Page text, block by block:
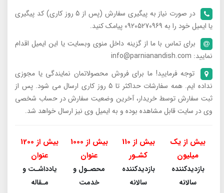
در صورت نیاز به پیگیری سفارش (پس از 5 روز کاری) کد پیگیری
یا ایمیل خود را به 09205270969 پیامک کنید.
برای تماس با ما از گزینه داخل منوی وبسایت یا این ایمیل اقدام
نمایید: info@parnianandish.com
توجه فرمایید! ما برای فروش محصولاتمان نمایندگی یا مجوزی
نداده ایم. همه سفارشات حداکثر تا 5 روز کاری ارسال می شود. پس از
ثبت سفارش توسط خریدار، آخرین وضعیت سفارش در حساب شخصی
وی در سایت قابل مشاهده بوده و به ایمیل وی نیز ارسال خواهد شد.
بیش از یک
میلیون
بازدیدکننده
سالانه
بیش از 110
کشـور
بازدیدکننده
سالانه
بیش از 1000
عنوان
محصـول و
خدمت
بیش از 1200
عنوان
یادداشـت و
مـقاله